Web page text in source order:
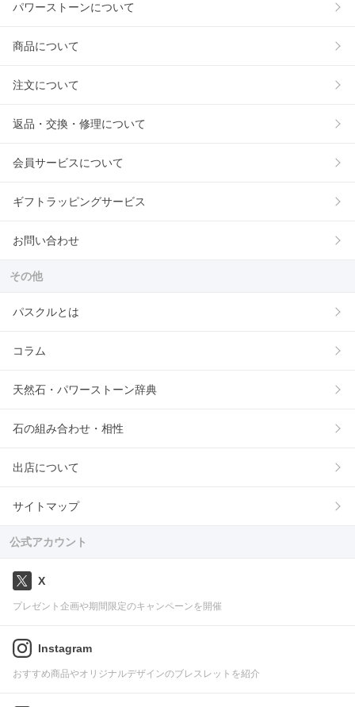
パワーストーンについて
商品について
注文について
返品・交換・修理について
会員サービスについて
ギフトラッピングサービス
お問い合わせ
その他
パスクルとは
コラム
天然石・パワーストーン辞典
石の組み合わせ・相性
出店について
サイトマップ
公式アカウント
X
プレゼント企画や期間限定のキャンペーンを開催
Instagram
おすすめ商品やオリジナルデザインのブレスレットを紹介